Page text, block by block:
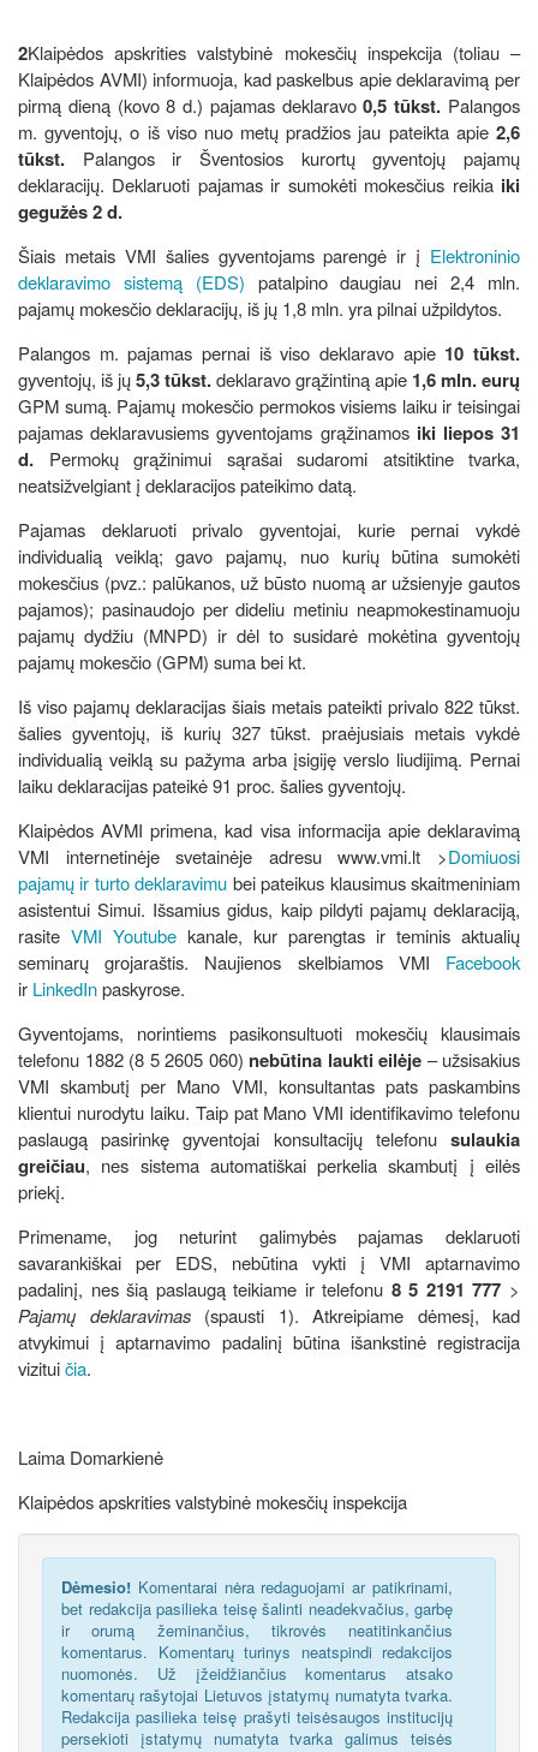
2Klaipėdos apskrities valstybinė mokesčių inspekcija (toliau –
Klaipėdos AVMI) informuoja, kad paskelbus apie deklaravimą per
pirmą dieną (kovo 8 d.) pajamas deklaravo0,5 tūkst. Palangos
m. gyventojų, o iš viso nuo metų pradžios jau pateikta apie 2,6
tūkst. Palangos ir Šventosios kurortų gyventojų pajamų
deklaracijų. Deklaruoti pajamas ir sumokėti mokesčius reikia iki
gegužės 2 d.
Šiais metais VMI šalies gyventojams parengė ir į Elektroninio
deklaravimo sistemą (EDS) patalpino daugiau nei 2,4 mln.
pajamų mokesčio deklaracijų, iš jų 1,8 mln. yra pilnai užpildytos.
Palangos m. pajamas pernai iš viso deklaravo apie 10 tūkst.
gyventojų, iš jų5,3 tūkst.deklaravo grąžintiną apie 1,6 mln. eurų
GPM sumą. Pajamų mokesčio permokos visiems laiku ir teisingai
pajamas deklaravusiems gyventojams grąžinamos iki liepos 31
d. Permokų grąžinimui sąrašai sudaromi atsitiktine tvarka,
neatsižvelgiant į deklaracijos pateikimo datą.
Pajamas deklaruoti privalo gyventojai, kurie pernai vykdė
individualią veiklą; gavo pajamų, nuo kurių būtina sumokėti
mokesčius (pvz.: palūkanos, už būsto nuomą ar užsienyje gautos
pajamos); pasinaudojo per dideliu metiniu neapmokestinamuoju
pajamų dydžiu (MNPD) ir dėl to susidarė mokėtina gyventojų
pajamų mokesčio (GPM) suma bei kt.
Iš viso pajamų deklaracijas šiais metais pateikti privalo 822 tūkst.
šalies gyventojų, iš kurių 327 tūkst. praėjusiais metais vykdė
individualią veiklą su pažyma arba įsigiję verslo liudijimą. Pernai
laiku deklaracijas pateikė 91 proc. šalies gyventojų.
Klaipėdos AVMI primena, kad visa informacija apie deklaravimą
VMI internetinėje svetainėje adresu www.vmi.lt >Domiuosi
pajamų ir turto deklaravimu bei pateikus klausimus skaitmeniniam
asistentui Simui. Išsamius gidus, kaip pildyti pajamų deklaraciją,
rasite VMI Youtube kanale, kur parengtas ir teminis aktualių
seminarų grojaraštis. Naujienos skelbiamos VMI Facebook
ir LinkedInpaskyrose.
Gyventojams, norintiems pasikonsultuoti mokesčių klausimais
telefonu 1882 (8 5 2605 060) nebūtina laukti eilėje – užsisakius
VMI skambutį per Mano VMI, konsultantas pats paskambins
klientui nurodytu laiku. Taip pat Mano VMI identifikavimo telefonu
paslaugą pasirinkę gyventojai konsultacijų telefonu sulaukia
greičiau, nes sistema automatiškai perkelia skambutį į eilės
priekį.
Primename, jog neturint galimybės pajamas deklaruoti
savarankiškai per EDS, nebūtina vykti į VMI aptarnavimo
padalinį, nes šią paslaugą teikiame ir telefonu 8 5 2191 777 >
Pajamų deklaravimas(spausti 1). Atkreipiame dėmesį, kad
atvykimui į aptarnavimo padalinį būtina išankstinė registracija
vizituičia.
Laima Domarkienė
Klaipėdos apskrities valstybinė mokesčių inspekcija
Dėmesio! Komentarai nėra redaguojami ar patikrinami,
bet redakcija pasilieka teisę šalinti neadekvačius, garbę
ir orumą žeminančius, tikrovės neatitinkančius
komentarus. Komentarų turinys neatspindi redakcijos
nuomonės. Už įžeidžiančius komentarus atsako
komentarų rašytojai Lietuvos įstatymų numatyta tvarka.
Redakcija pasilieka teisę prašyti teisėsaugos institucijų
persekioti įstatymų numatyta tvarka galimus teisės